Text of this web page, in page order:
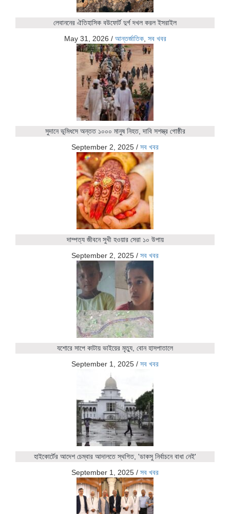
লেবাননের ঐতিহাসিক বউফোর্ট দুর্গ দখল করল ইসরাইল
May 31, 2026 / আন্তর্জাতিক, সব খবর
সুদানে ভূমিধসে অন্তত ১০০০ মানুষ নিহত, দাবি সশস্ত্র গোষ্ঠীর
September 2, 2025 / সব খবর
দাম্পত্য জীবনে সুখী হওয়ার সেরা ১০ উপায়
September 2, 2025 / সব খবর
যশোরে সাপে কাটায় ভাইয়ের মৃত্যু, বোন হাসপাতালে
September 1, 2025 / সব খবর
হাইকোর্টের আদেশ চেম্বার আদালতে স্থগিত, 'ডাকসু নির্বাচনে বাধা নেই'
September 1, 2025 / সব খবর